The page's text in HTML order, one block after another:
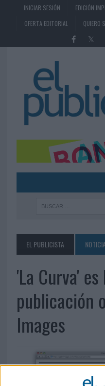
INICIAR SESIÓN EDICIÓN
OFERTA EDITORIAL
QUIERO
EL PUBLICISTA
'La Curva'
publicación
Images